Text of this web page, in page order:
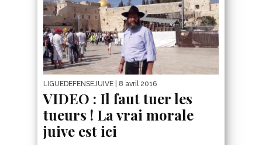
LIGUEDEFENSEJUIVE | 8 avril 2016
VIDEO : Il faut tuer les
tueurs ! La vrai morale
juive est ici